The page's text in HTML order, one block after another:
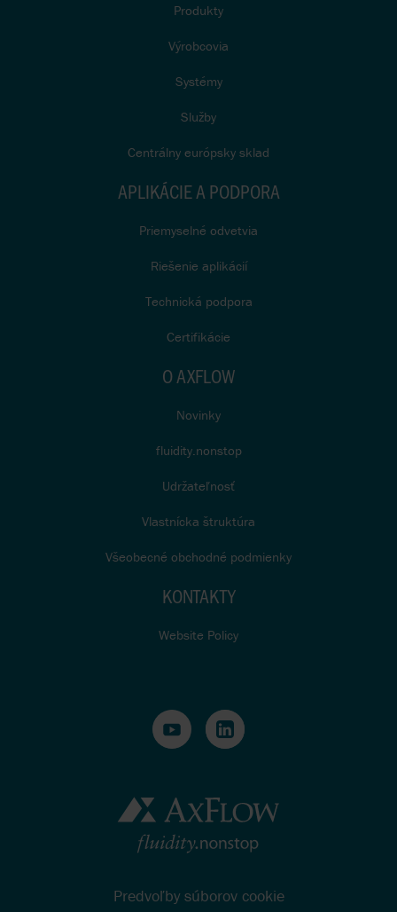
Produkty
Výrobcovia
Systémy
Služby
Centrálny európsky sklad
APLIKÁCIE A PODPORA
Priemyselné odvetvia
Riešenie aplikácií
Technická podpora
Certifikácie
O AXFLOW
Novinky
fluidity.nonstop
Udržateľnosť
Vlastnícka štruktúra
Všeobecné obchodné podmienky
KONTAKTY
Website Policy
Predvoľby súborov cookie